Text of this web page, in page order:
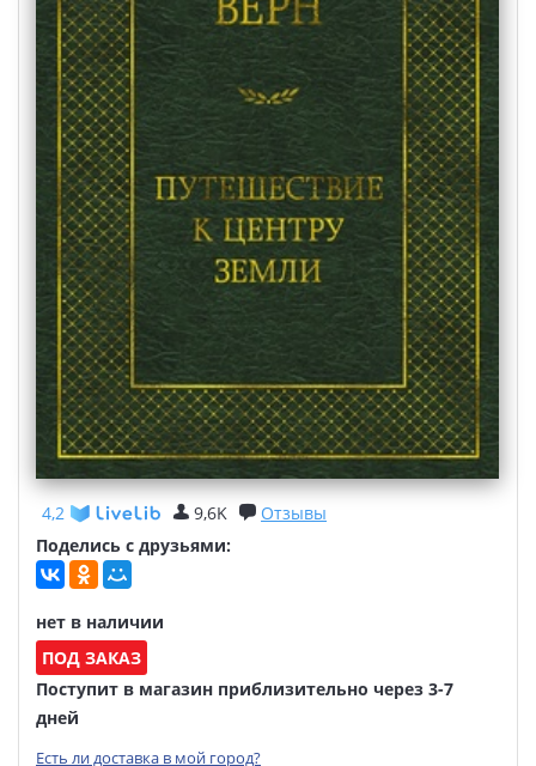
4,2 9,6K
Отзывы
Поделись с друзьями:
нет в наличии
ПОД ЗАКАЗ
Поступит в магазин приблизительно через 3-7
дней
Есть ли доставка в мой город?